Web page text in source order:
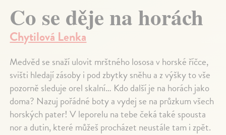
Co se děje na horách
Chytilová Lenka
Medvěd se snaží ulovit mrštného lososa v horské říčce,
svišti hledají zásoby i pod zbytky sněhu a z výšky to vše
pozorně sleduje orel skalní… Kdo další je na horách jako
doma? Nazuj pořádné boty a vydej se na průzkum všech
horských pater! V leporelu na tebe čeká také spousta
nor a dutin, které můžeš procházet neustále tam i zpět.